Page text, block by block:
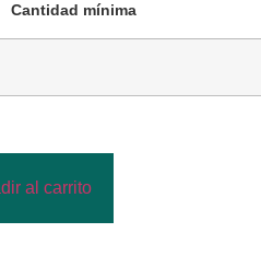
Cantidad mínima
al carrito